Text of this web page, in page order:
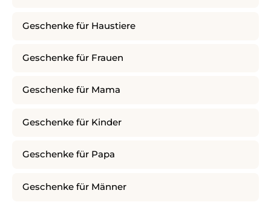
Geschenke für Haustiere
Geschenke für Frauen
Geschenke für Mama
Geschenke für Kinder
Geschenke für Papa
Geschenke für Männer